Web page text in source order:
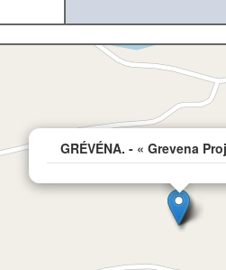
GRÉVÉNA. - « Grevena